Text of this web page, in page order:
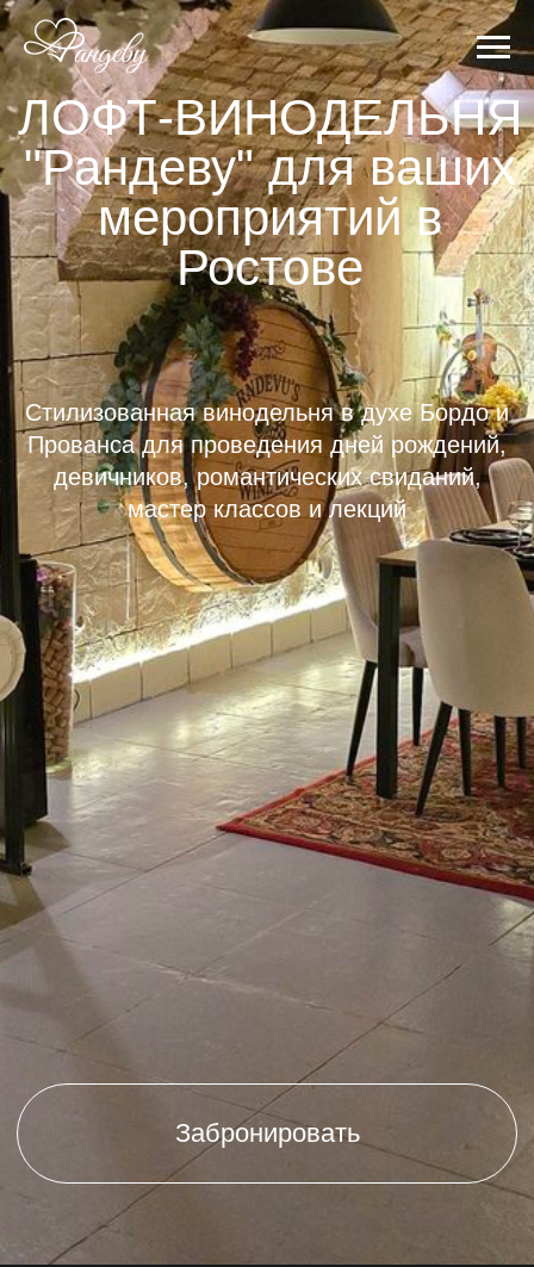
ЛОФТ-ВИНОДЕЛЬНЯ
"Рандеву" для ваших
мероприятий в
Ростове
Стилизованная винодельня в духе Бордо и
Прованса для проведения дней рождений,
девичников, романтических свиданий,
мастер классов и лекций
Забронировать
Дни рождения и девичники
Мастер классы и лекции